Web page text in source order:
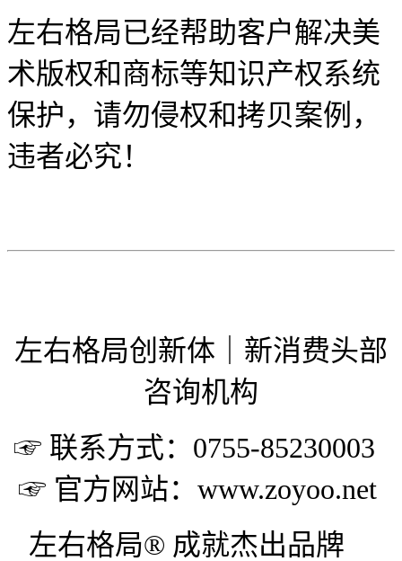
左右格局已经帮助客户解决美
术版权和商标等知识产权系统
保护，请勿侵权和拷贝案例，
违者必究！
左右格局创新体｜新消费头部
咨询机构
☞ 联系方式：0755-85230003
☞ 官方网站：www.zoyoo.net
左右格局® 成就杰出品牌